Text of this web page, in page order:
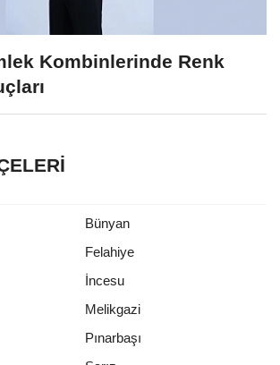
Kombinlerinde Renk
Bünyan
Felahiye
İncesu
Melikgazi
Pınarbaşı